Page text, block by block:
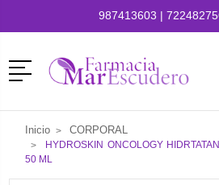
987413603 |
Menú
Inicio CORPORAL
HYDROSKIN ONCOLOGY
50 ML